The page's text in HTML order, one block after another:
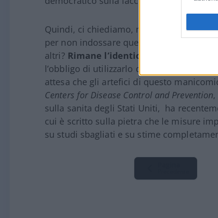
Quindi, ci chiediamo, ma cosa diamine
per non indossare questo inverosimile
altri? Rimane l’identica costrizione di
l’obbligo di utilizzarlo quando cessa la
attesa che gli artefici di questo
Centers for Disease Control and Prevention
sulla sanita degli Stati Uniti, ha
cui è scritto sulla pietra che le misure
su studi sbagliati e su stime